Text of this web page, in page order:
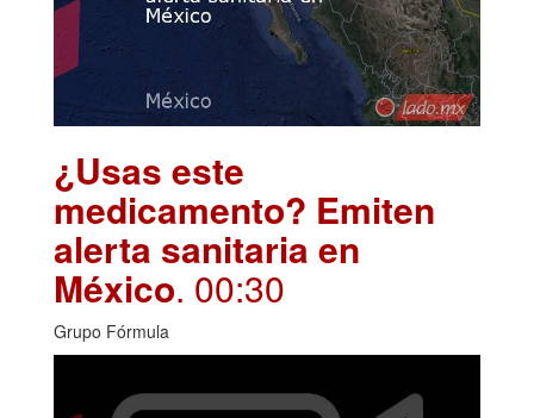
¿Usas este
medicamento? Emiten
alerta sanitaria en
México. 00:30
Grupo Fórmula